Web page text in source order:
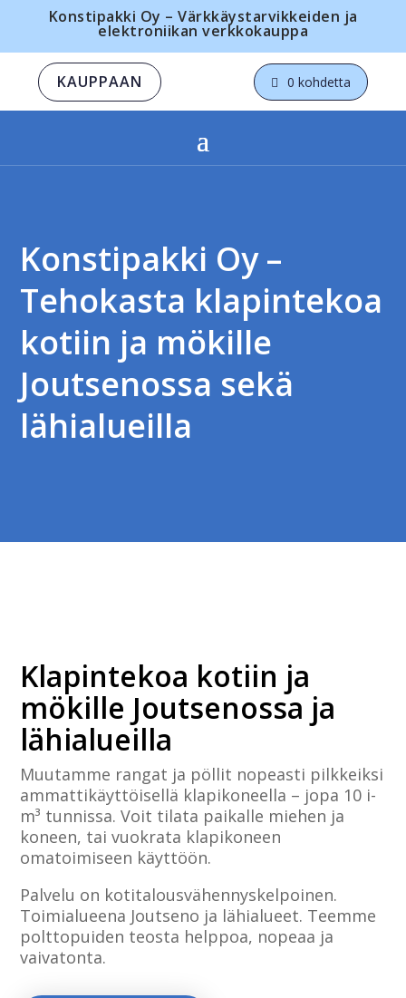
Konstipakki Oy – Värkkäystarvikkeiden ja
elektroniikan verkkokauppa
KAUPPAAN 0 kohdetta
Konstipakki Oy –
Tehokasta klapintekoa
kotiin ja mökille
Joutsenossa sekä
lähialueilla
Klapintekoa kotiin ja
mökille Joutsenossa ja
lähialueilla
Muutamme rangat ja pöllit nopeasti pilkkeiksi
ammattikäyttöisellä klapikoneella – jopa 10 i-
m³ tunnissa. Voit tilata paikalle miehen ja
koneen, tai vuokrata klapikoneen
omatoimiseen käyttöön.
Palvelu on kotitalousvähennyskelpoinen.
Toimialueena Joutseno ja lähialueet. Teemme
polttopuiden teosta helppoa, nopeaa ja
vaivatonta.